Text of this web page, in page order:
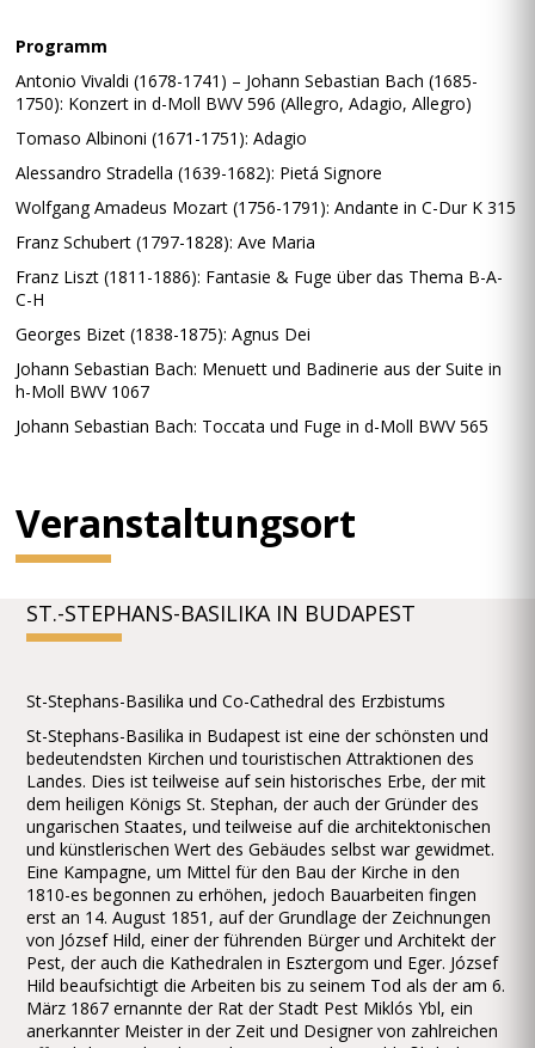
Programm
Antonio Vivaldi (1678-1741) – Johann Sebastian Bach (1685-
1750): Konzert in d-Moll BWV 596 (Allegro, Adagio, Allegro)
Tomaso Albinoni (1671-1751): Adagio
Alessandro Stradella (1639-1682): Pietá Signore
Wolfgang Amadeus Mozart (1756-1791): Andante in C-Dur K 315
Franz Schubert (1797-1828): Ave Maria
Franz Liszt (1811-1886): Fantasie & Fuge über das Thema B-A-
C-H
Georges Bizet (1838-1875): Agnus Dei
Johann Sebastian Bach: Menuett und Badinerie aus der Suite in
h-Moll BWV 1067
Johann Sebastian Bach: Toccata und Fuge in d-Moll BWV 565
Veranstaltungsort
ST.-STEPHANS-BASILIKA IN BUDAPEST
St-Stephans-Basilika und Co-Cathedral des Erzbistums
St-Stephans-Basilika in Budapest ist eine der schönsten und
bedeutendsten Kirchen und touristischen Attraktionen des
Landes. Dies ist teilweise auf sein historisches Erbe, der mit
dem heiligen Königs St. Stephan, der auch der Gründer des
ungarischen Staates, und teilweise auf die architektonischen
und künstlerischen Wert des Gebäudes selbst war gewidmet.
Eine Kampagne, um Mittel für den Bau der Kirche in den
1810-es begonnen zu erhöhen, jedoch Bauarbeiten fingen
erst an 14. August 1851, auf der Grundlage der Zeichnungen
von József Hild, einer der führenden Bürger und Architekt der
Pest, der auch die Kathedralen in Esztergom und Eger. József
Hild beaufsichtigt die Arbeiten bis zu seinem Tod als der am 6.
März 1867 ernannte der Rat der Stadt Pest Miklós Ybl, ein
anerkannter Meister in der Zeit und Designer von zahlreichen